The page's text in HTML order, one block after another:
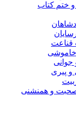
ختم کتاب
قناعت
خاموشى
و پیرى
و همنشنى